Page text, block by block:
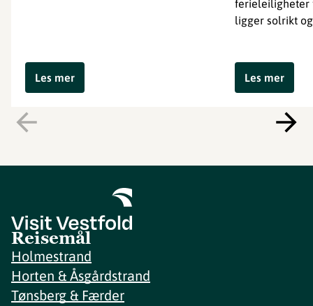
Les mer
ferieleiligheter
ligger solrikt
Les mer
Reisemål
Holmestrand
Horten & Åsgårdstrand
Tønsberg & Færder